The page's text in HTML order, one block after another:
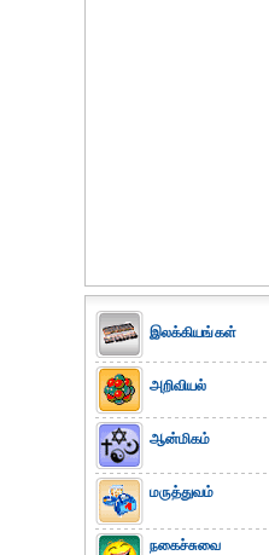
இலக்கியங்கள்
அறிவியல்
ஆன்மிகம்
மருத்துவம்
நகைச்சுவை